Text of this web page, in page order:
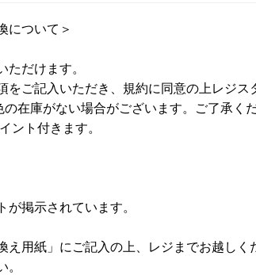
について＞
ただけます。
ご記入いただき、規約に同意の上レジス
在庫がない場合がございます。ご了承くだ
ント付きます。
掲示されています。
用紙」にご記入の上、レジまでお越しく
。